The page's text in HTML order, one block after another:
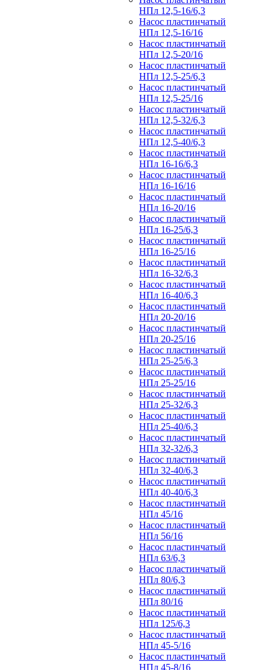
НПл 12,5-16/6,3
Насос пластинчатый
НПл 12,5-16/16
Насос пластинчатый
НПл 12,5-20/16
Насос пластинчатый
НПл 12,5-25/6,3
Насос пластинчатый
НПл 12,5-25/16
Насос пластинчатый
НПл 12,5-32/6,3
Насос пластинчатый
НПл 12,5-40/6,3
Насос пластинчатый
НПл 16-16/6,3
Насос пластинчатый
НПл 16-16/16
Насос пластинчатый
НПл 16-20/16
Насос пластинчатый
НПл 16-25/6,3
Насос пластинчатый
НПл 16-25/16
Насос пластинчатый
НПл 16-32/6,3
Насос пластинчатый
НПл 16-40/6,3
Насос пластинчатый
НПл 20-20/16
Насос пластинчатый
НПл 20-25/16
Насос пластинчатый
НПл 25-25/6,3
Насос пластинчатый
НПл 25-25/16
Насос пластинчатый
НПл 25-32/6,3
Насос пластинчатый
НПл 25-40/6,3
Насос пластинчатый
НПл 32-32/6,3
Насос пластинчатый
НПл 32-40/6,3
Насос пластинчатый
НПл 40-40/6,3
Насос пластинчатый
НПл 45/16
Насос пластинчатый
НПл 56/16
Насос пластинчатый
НПл 63/6,3
Насос пластинчатый
НПл 80/6,3
Насос пластинчатый
НПл 80/16
Насос пластинчатый
НПл 125/6,3
Насос пластинчатый
НПл 45-5/16
Насос пластинчатый
НПл 45-8/16